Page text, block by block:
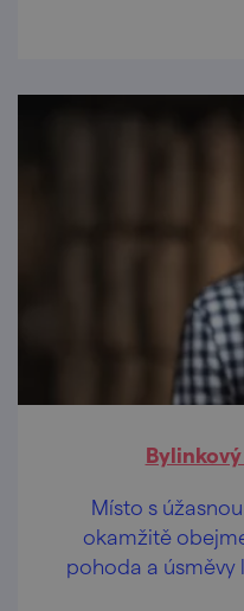
Místo s
okamžitě
pohoda a úsměvy